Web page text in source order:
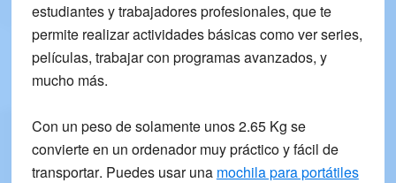
estudiantes y trabajadores profesionales, que te
permite realizar actividades básicas como ver series,
películas, trabajar con programas avanzados, y
mucho más.
Con un peso de solamente unos2.65 Kg se
convierte en un ordenador muypráctico y fácil de
transportar. Puedes usar una mochila para portátiles